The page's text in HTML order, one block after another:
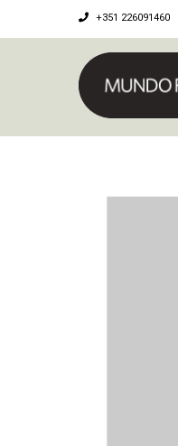
+351 226091460